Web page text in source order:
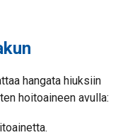
hangata hiuksiin
hoitoaineen avulla: